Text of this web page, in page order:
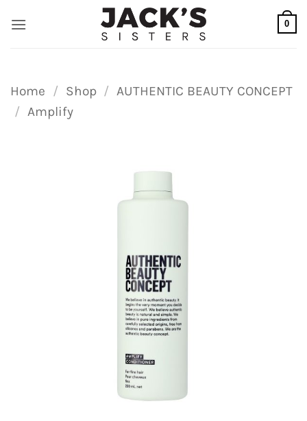
naar
0
Home / Shop / AUTHENTIC BEAUTY CONCEPT
/ Amplify